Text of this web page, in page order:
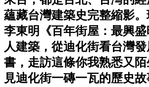
蘊藏台灣建築史完整縮影
李東明《百年街屋：最興
人建築，從迪化街看台灣
書，走訪這條你我熟悉又
見迪化街一磚一瓦的歷史